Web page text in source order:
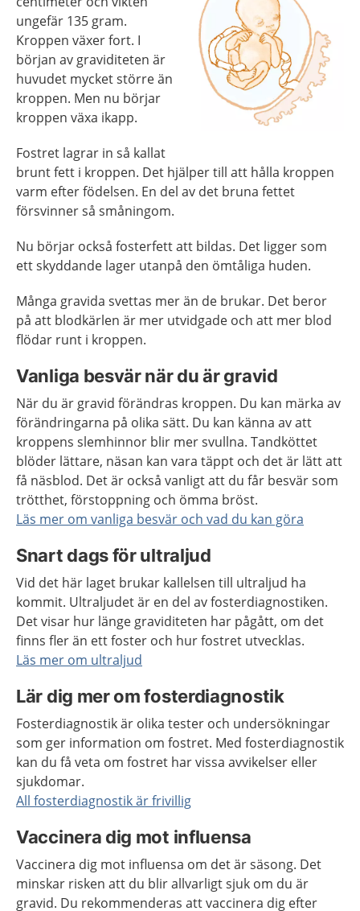
ungefär 135 gram.
Kroppen växer fort. I
början av graviditeten är
huvudet mycket större än
kroppen. Men nu börjar
kroppen växa ikapp.
Fostret lagrar in så kallat
brunt fett i kroppen. Det hjälper till att hålla kroppen
varm efter födelsen. En del av det bruna fettet
försvinner så småningom.
Nu börjar också fosterfett att bildas. Det ligger som
ett skyddande lager utanpå den ömtåliga huden.
Många gravida svettas mer än de brukar. Det beror
på att blodkärlen är mer utvidgade och att mer blod
flödar runt i kroppen.
Vanliga besvär när du är gravid
När du är gravid förändras kroppen. Du kan märka av
förändringarna på olika sätt. Du kan känna av att
kroppens slemhinnor blir mer svullna. Tandköttet
blöder lättare, näsan kan vara täppt och det är lätt att
få näsblod. ​Det är också vanligt att du får besvär som
trötthet, förstoppning och ömma bröst.
Läs mer om vanliga besvär och vad du kan göra
Snart dags för ultraljud
Vid det här laget brukar kallelsen till ultraljud ha
kommit. Ultraljudet är en del av fosterdiagnostiken.
Det visar hur länge graviditeten har pågått, om det
finns fler än ett foster och hur fostret utvecklas.
Läs mer om ultraljud
Lär dig mer om fosterdiagnostik
Fosterdiagnostik är olika tester och undersökningar
som ger information om fostret. Med fosterdiagnostik
kan du få veta om fostret har vissa avvikelser eller
sjukdomar.
All fosterdiagnostik är frivillig
Vaccinera dig mot influensa
Vaccinera dig mot influensa om det är säsong. Det
minskar risken att du blir allvarligt sjuk om du är
gravid. Du rekommenderas att vaccinera dig efter